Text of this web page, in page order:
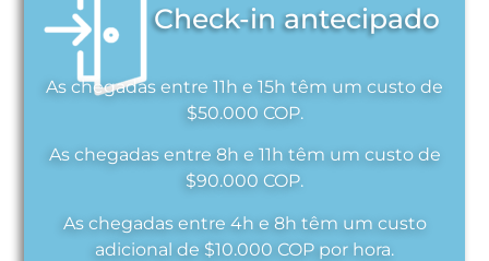
Check-in antecipado
As chegadas entre 11h e 15h têm um custo de
$50.000 COP.
As chegadas entre 8h e 11h têm um custo de
$90.000 COP.
As chegadas entre 4h e 8h têm um custo
adicional de $10.000 COP por hora.